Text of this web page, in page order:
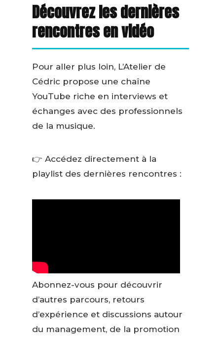
Découvrez les dernières
rencontres en vidéo
Pour aller plus loin, L’Atelier de
Cédric propose une chaîne
YouTube riche en interviews et
échanges avec des professionnels
de la musique.
👉 Accédez directement à la
playlist des dernières rencontres :
Abonnez-vous pour découvrir
d’autres parcours, retours
d’expérience et discussions autour
du management, de la promotion